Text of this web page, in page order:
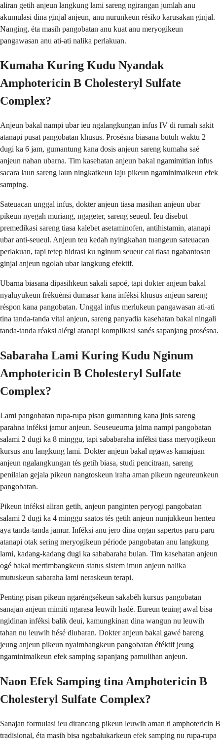
aliran getih anjeun langkung lami sareng ngirangan jumlah anu
akumulasi dina ginjal anjeun, anu nurunkeun résiko karusakan ginjal.
Nanging, éta masih pangobatan anu kuat anu meryogikeun
pangawasan anu ati-ati nalika perlakuan.
Kumaha Kuring Kudu Nyandak
Amphotericin B Cholesteryl Sulfate
Complex?
Anjeun bakal nampi ubar ieu ngalangkungan infus IV di rumah sakit
atanapi pusat pangobatan khusus. Prosésna biasana butuh waktu 2
dugi ka 6 jam, gumantung kana dosis anjeun sareng kumaha saé
anjeun nahan ubarna. Tim kasehatan anjeun bakal ngamimitian infus
sacara laun sareng laun ningkatkeun laju pikeun ngaminimalkeun efek
samping.
Sateuacan unggal infus, dokter anjeun tiasa masihan anjeun ubar
pikeun nyegah muriang, ngageter, sareng seueul. Ieu disebut
premedikasi sareng tiasa kalebet asetaminofen, antihistamin, atanapi
ubar anti-seueul. Anjeun teu kedah nyingkahan tuangeun sateuacan
perlakuan, tapi tetep hidrasi ku nginum seueur cai tiasa ngabantosan
ginjal anjeun ngolah ubar langkung efektif.
Ubarna biasana dipasihkeun sakali sapoé, tapi dokter anjeun bakal
nyaluyukeun frékuénsi dumasar kana inféksi khusus anjeun sareng
réspon kana pangobatan. Unggal infus merlukeun pangawasan ati-ati
tina tanda-tanda vital anjeun, sareng panyadia kasehatan bakal ningali
tanda-tanda réaksi alérgi atanapi komplikasi sanés sapanjang prosésna.
Sabaraha Lami Kuring Kudu Nginum
Amphotericin B Cholesteryl Sulfate
Complex?
Lami pangobatan rupa-rupa pisan gumantung kana jinis sareng
parahna inféksi jamur anjeun. Seuseueurna jalma nampi pangobatan
salami 2 dugi ka 8 minggu, tapi sababaraha inféksi tiasa meryogikeun
kursus anu langkung lami. Dokter anjeun bakal ngawas kamajuan
anjeun ngalangkungan tés getih biasa, studi pencitraan, sareng
penilaian gejala pikeun nangtoskeun iraha aman pikeun ngeureunkeun
pangobatan.
Pikeun inféksi aliran getih, anjeun panginten peryogi pangobatan
salami 2 dugi ka 4 minggu saatos tés getih anjeun nunjukkeun henteu
aya tanda-tanda jamur. Inféksi anu jero dina organ sapertos paru-paru
atanapi otak sering meryogikeun période pangobatan anu langkung
lami, kadang-kadang dugi ka sababaraha bulan. Tim kasehatan anjeun
ogé bakal mertimbangkeun status sistem imun anjeun nalika
mutuskeun sabaraha lami neraskeun terapi.
Penting pisan pikeun ngaréngsékeun sakabéh kursus pangobatan
sanajan anjeun mimiti ngarasa leuwih hadé. Eureun teuing awal bisa
ngidinan inféksi balik deui, kamungkinan dina wangun nu leuwih
tahan nu leuwih hésé diubaran. Dokter anjeun bakal gawé bareng
jeung anjeun pikeun nyaimbangkeun pangobatan éféktif jeung
ngaminimalkeun efek samping sapanjang pamulihan anjeun.
Naon Efek Samping tina Amphotericin B
Cholesteryl Sulfate Complex?
Sanajan formulasi ieu dirancang pikeun leuwih aman ti amphotericin B
tradisional, éta masih bisa ngabalukarkeun efek samping nu rupa-rupa